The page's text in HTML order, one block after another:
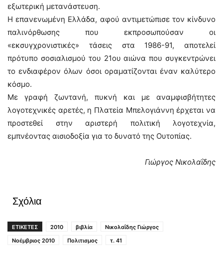
εξωτερική μετανάστευση.
Η επανενωμένη Ελλάδα, αφού αντιμετώπισε τον κίνδυνο
παλινόρθωσης που εκπροσωπούσαν οι
«εκσυγχρονιστικές» τάσεις στα 1986-91, αποτελεί
πρότυπο σοσιαλισμού του 21ου αιώνα που συγκεντρώνει
το ενδιαφέρον όλων όσοι οραματίζονται έναν καλύτερο
κόσμο.
Με γραφή ζωντανή, πυκνή και με αναμφισβήτητες
λογοτεχνικές αρετές, η Πλατεία Μπελογιάννη έρχεται να
προστεθεί στην αριστερή πολιτική λογοτεχνία,
εμπνέοντας αισιοδοξία για το δυνατό της Ουτοπίας.
Γιώργος Νικολαΐδης
Σχόλια
ΕΤΙΚΕΤΕΣ 2010 βιβλία
Νικολαΐδης Γιώργος
Νοέμβριος 2010
Πολιτισμος τ. 41